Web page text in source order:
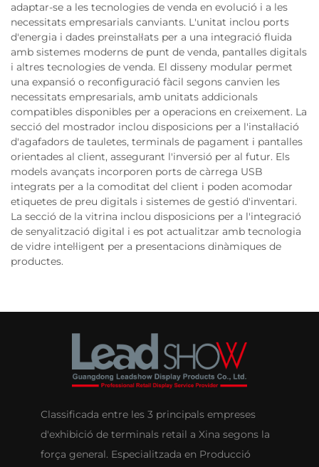
adaptar-se a les tecnologies de venda en evolució i a les
necessitats empresarials canviants. L'unitat inclou ports
d'energia i dades preinstal·lats per a una integració fluida
amb sistemes moderns de punt de venda, pantalles digitals
i altres tecnologies de venda. El disseny modular permet
una expansió o reconfiguració fàcil segons canvien les
necessitats empresarials, amb unitats addicionals
compatibles disponibles per a operacions en creixement. La
secció del mostrador inclou disposicions per a l'instal·lació
d'agafadors de tauletes, terminals de pagament i pantalles
orientades al client, assegurant l'inversió per al futur. Els
models avançats incorporen ports de càrrega USB
integrats per a la comoditat del client i poden acomodar
etiquetes de preu digitals i sistemes de gestió d'inventari.
La secció de la vitrina inclou disposicions per a l'integració
de senyalització digital i es pot actualitzar amb tecnologia
de vidre intel·ligent per a presentacions dinàmiques de
productes.
Classificada entre les 3 principals empreses
d'exhibició de terminals retail a Xina segons la
força general. Especialitzada en Producció